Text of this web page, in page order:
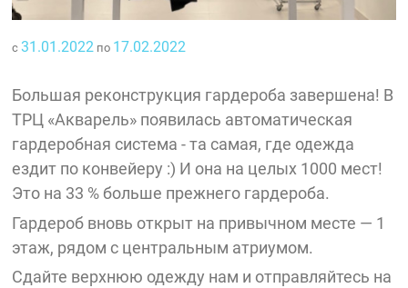
с31.01.2022 по 17.02.2022
Большая реконструкция гардероба завершена! В
ТРЦ «Акварель» появилась автоматическая
гардеробная система - та самая, где одежда
ездит по конвейеру :) И она на целых 1000 мест!
Это на 33 % больше прежнего гардероба.
Гардероб вновь открыт на привычном месте — 1
этаж, рядом с центральным атриумом.
Сдайте верхнюю одежду нам и отправляйтесь на